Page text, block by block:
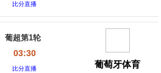
比分直播
葡超第1轮
03:30
比分直播 葡萄牙体育